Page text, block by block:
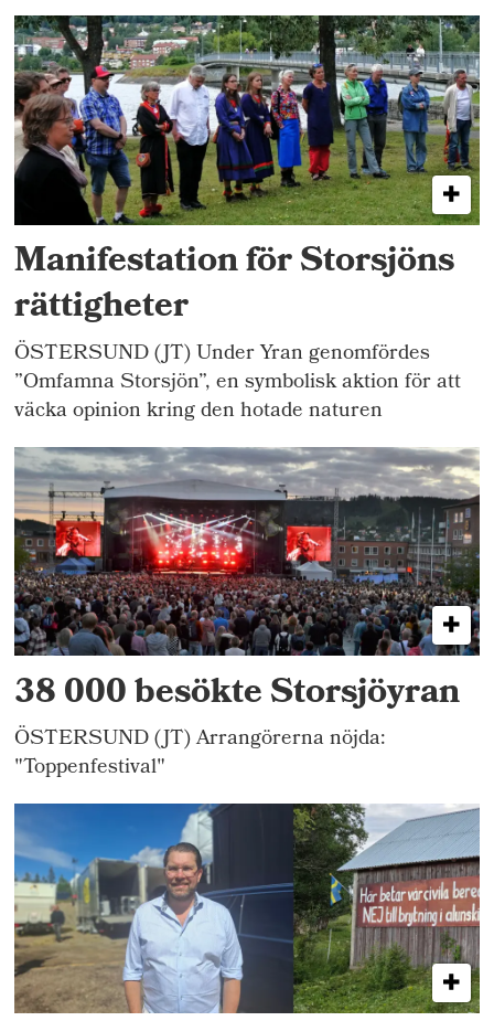
Manifestation för Storsjöns
rättigheter
ÖSTERSUND (JT) Under Yran genomfördes
”Omfamna Storsjön”, en symbolisk aktion för att
väcka opinion kring den hotade naturen
38 000 besökte Storsjöyran
ÖSTERSUND (JT) Arrangörerna nöjda:
"Toppenfestival"